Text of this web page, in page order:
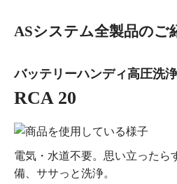
ASシステム全製品のご
バッテリーハンディ高圧洗
RCA 20
電気・水道不要。思い立ったら
備、ササっと洗浄。